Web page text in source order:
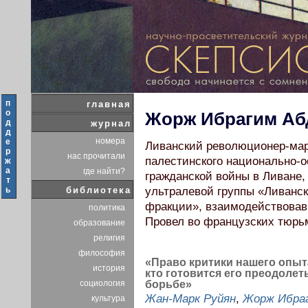
п
о
д
д
е
р
ж
а
т
ь
главная
журнал
номера
нас прочитали
где найти?
библиотека
политика
образование
религия
философия
история
социология
культура
Жорж Ибрагим
Ливанский революционер-
палестинского
гражданской войны в
ультралевой группы
фракции»,
Провел во французских
«Право критики нашего
кто готовится его
борьбе»
Жан-Марк Руйян,Жорж